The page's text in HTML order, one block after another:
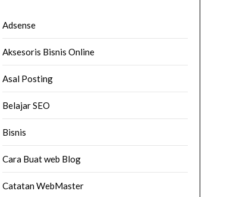
Adsense
Aksesoris Bisnis Online
Asal Posting
Belajar SEO
Bisnis
Cara Buat web Blog
Catatan WebMaster